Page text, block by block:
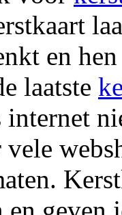
en
laatste